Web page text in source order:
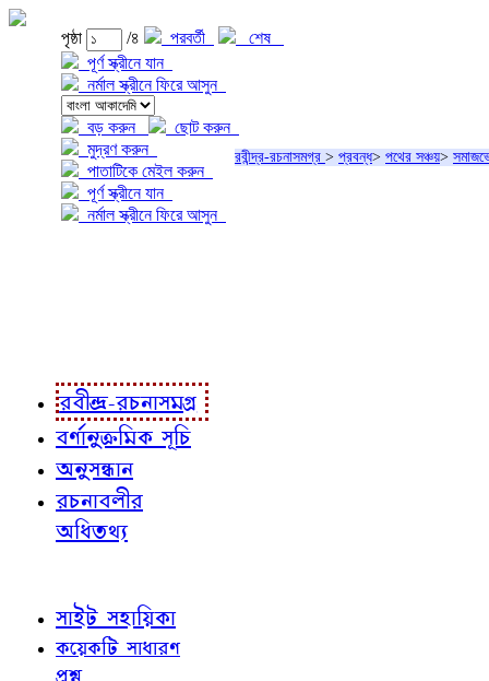
পৃষ্ঠা /৪ পরবর্তী
শেষ
পূর্ণ স্ক্রীনে যান
নর্মাল স্ক্রীনে ফিরে আসুন
বড় করুন
ছোট করুন
মুদ্রণ করুন
পাতাটিকে মেইল করুন
পূর্ণ স্ক্রীনে যান
নর্মাল স্ক্রীনে ফিরে আসুন
রবীন্দ্র-রচনাসমগ্র > প্রবন্ধ> পথের সঞ্চয়>
রবীন্দ্র-রচনাসমগ্র
বর্ণানুক্রমিক সূচি
অনুসন্ধান
রচনাবলীর
অধিতথ্য
সাইট সহায়িকা
কয়েকটি সাধারণ
প্রশ্ন